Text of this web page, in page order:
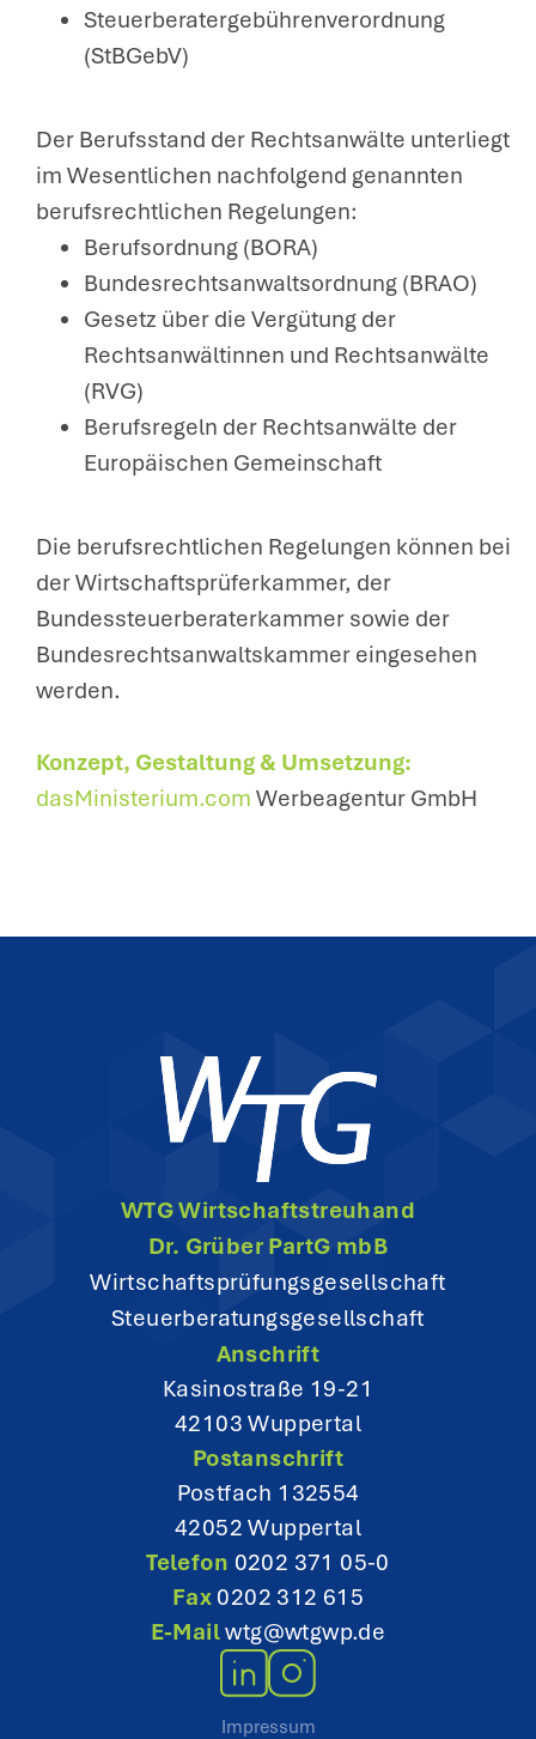
Steuerberatergebührenverordnung
(StBGebV)
Der Berufsstand der Rechtsanwälte unterliegt
im Wesentlichen nachfolgend genannten
berufsrechtlichen Regelungen:
Berufsordnung (BORA)
Bundesrechtsanwaltsordnung (BRAO)
Gesetz über die Vergütung der
Rechtsanwältinnen und Rechtsanwälte
(RVG)
Berufsregeln der Rechtsanwälte der
Europäischen Gemeinschaft
Die berufsrechtlichen Regelungen können bei
der Wirtschaftsprüferkammer, der
Bundessteuerberaterkammer sowie der
Bundesrechtsanwaltskammer eingesehen
werden.
Konzept, Gestaltung & Umsetzung:
dasMinisterium.com Werbeagentur GmbH
WTG Wirtschaftstreuhand
Dr. Grüber PartG mbB
Wirtschaftsprüfungsgesellschaft
Steuerberatungsgesellschaft
Anschrift
Kasinostraße 19-21
42103 Wuppertal
Postanschrift
Postfach 132554
42052 Wuppertal
Telefon 0202 371 05-0
Fax 0202 312 615
E-Mailwtg@wtgwp.de
Impressum